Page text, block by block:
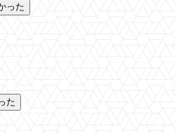
った
た